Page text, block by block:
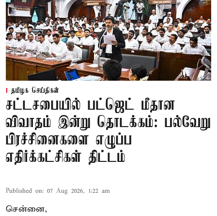
தமிழக செய்திகள்
சட்டசபையில் பட்ஜெட் மீதான
விவாதம் இன்று தொடக்கம்: பல்வேறு
பிரச்சினைகளை எழுப்ப
எதிர்க்கட்சிகள் திட்டம்
Published on: 07 Aug 2026, 1:22 am
சென்னை,